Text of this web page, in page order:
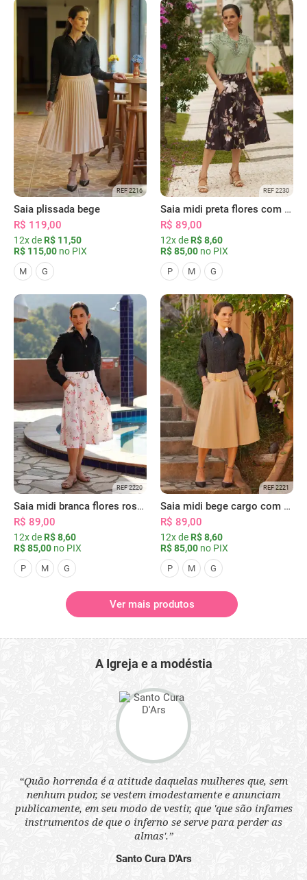
REF 2216
Saia plissada bege
R$ 119,00
12x de R$ 11,50
R$ 115,00 no PIX
M G
REF 2230
Saia midi preta flores com bolsos
R$ 89,00
12x de R$ 8,60
R$ 85,00 no PIX
P M G
REF 2220
Saia midi branca flores rosas com bolsos
R$ 89,00
12x de R$ 8,60
R$ 85,00 no PIX
P M G
REF 2221
Saia midi bege cargo com bolsos
R$ 89,00
12x de R$ 8,60
R$ 85,00 no PIX
P M G
Ver mais produtos
A Igreja e a modéstia
“Quão horrenda é a atitude daquelas mulheres que, sem
nenhum pudor, se vestem imodestamente e anunciam
publicamente, em seu modo de vestir, que 'que são infames
instrumentos de que o inferno se serve para perder as
almas'.”
Santo Cura D'Ars